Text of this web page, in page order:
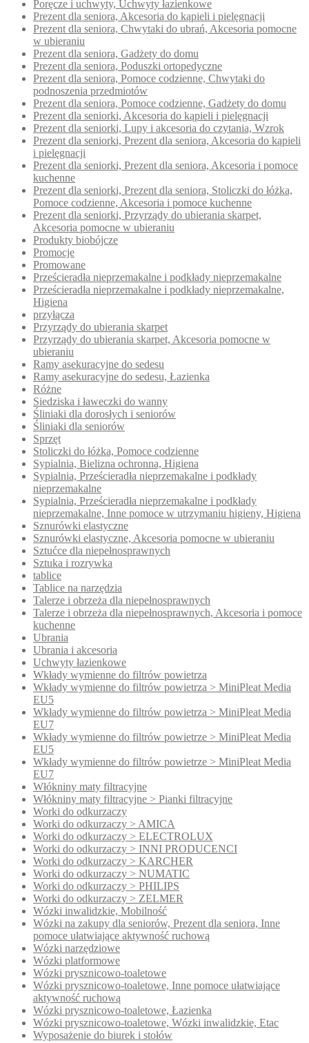
Poręcze i uchwyty, Uchwyty łazienkowe
Prezent dla seniora, Akcesoria do kąpieli i pielęgnacji
Prezent dla seniora, Chwytaki do ubrań, Akcesoria pomocne
w ubieraniu
Prezent dla seniora, Gadżety do domu
Prezent dla seniora, Poduszki ortopedyczne
Prezent dla seniora, Pomoce codzienne, Chwytaki do
podnoszenia przedmiotów
Prezent dla seniora, Pomoce codzienne, Gadżety do domu
Prezent dla seniorki, Akcesoria do kąpieli i pielęgnacji
Prezent dla seniorki, Lupy i akcesoria do czytania, Wzrok
Prezent dla seniorki, Prezent dla seniora, Akcesoria do kąpieli
i pielęgnacji
Prezent dla seniorki, Prezent dla seniora, Akcesoria i pomoce
kuchenne
Prezent dla seniorki, Prezent dla seniora, Stoliczki do łóżka,
Pomoce codzienne, Akcesoria i pomoce kuchenne
Prezent dla seniorki, Przyrządy do ubierania skarpet,
Akcesoria pomocne w ubieraniu
Produkty biobójcze
Promocje
Promowane
Prześcieradła nieprzemakalne i podkłady nieprzemakalne
Prześcieradła nieprzemakalne i podkłady nieprzemakalne,
Higiena
przyłącza
Przyrządy do ubierania skarpet
Przyrządy do ubierania skarpet, Akcesoria pomocne w
ubieraniu
Ramy asekuracyjne do sedesu
Ramy asekuracyjne do sedesu, Łazienka
Różne
Siedziska i ławeczki do wanny
Śliniaki dla dorosłych i seniorów
Śliniaki dla seniorów
Sprzęt
Stoliczki do łóżka, Pomoce codzienne
Sypialnia, Bielizna ochronna, Higiena
Sypialnia, Prześcieradła nieprzemakalne i podkłady
nieprzemakalne
Sypialnia, Prześcieradła nieprzemakalne i podkłady
nieprzemakalne, Inne pomoce w utrzymaniu higieny, Higiena
Sznurówki elastyczne
Sznurówki elastyczne, Akcesoria pomocne w ubieraniu
Sztućce dla niepełnosprawnych
Sztuka i rozrywka
tablice
Tablice na narzędzia
Talerze i obrzeża dla niepełnosprawnych
Talerze i obrzeża dla niepełnosprawnych, Akcesoria i pomoce
kuchenne
Ubrania
Ubrania i akcesoria
Uchwyty łazienkowe
Wkłady wymienne do filtrów powietrza
Wkłady wymienne do filtrów powietrza > MiniPleat Media
EU5
Wkłady wymienne do filtrów powietrza > MiniPleat Media
EU7
Wkłady wymienne do filtrów powietrze > MiniPleat Media
EU5
Wkłady wymienne do filtrów powietrze > MiniPleat Media
EU7
Włókniny maty filtracyjne
Włókniny maty filtracyjne > Pianki filtracyjne
Worki do odkurzaczy
Worki do odkurzaczy > AMICA
Worki do odkurzaczy > ELECTROLUX
Worki do odkurzaczy > INNI PRODUCENCI
Worki do odkurzaczy > KARCHER
Worki do odkurzaczy > NUMATIC
Worki do odkurzaczy > PHILIPS
Worki do odkurzaczy > ZELMER
Wózki inwalidzkie, Mobilność
Wózki na zakupy dla seniorów, Prezent dla seniora, Inne
pomoce ułatwiające aktywność ruchową
Wózki narzędziowe
Wózki platformowe
Wózki prysznicowo-toaletowe
Wózki prysznicowo-toaletowe, Inne pomoce ułatwiające
aktywność ruchową
Wózki prysznicowo-toaletowe, Łazienka
Wózki prysznicowo-toaletowe, Wózki inwalidzkie, Etac
Wyposażenie do biurek i stołów